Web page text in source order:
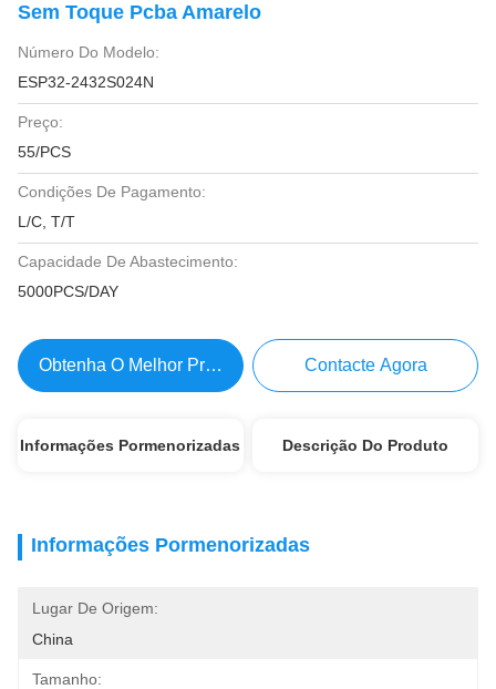
Sem Toque Pcba Amarelo
Número Do Modelo:
ESP32-2432S024N
Preço:
55/PCS
Condições De Pagamento:
L/C, T/T
Capacidade De Abastecimento:
5000PCS/DAY
Obtenha O Melhor Preço Contacte Agora
Informações Pormenorizadas Descrição Do Produto
Informações Pormenorizadas
Lugar De Origem:
China
Tamanho: